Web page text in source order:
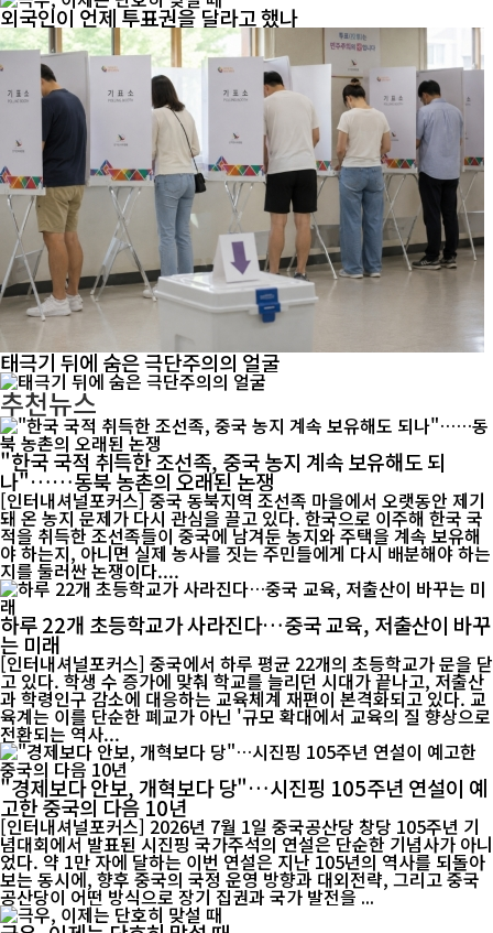
외국인이 언제 투표권을 달라고 했나
태극기 뒤에 숨은 극단주의의 얼굴
추천뉴스
"한국 국적 취득한 조선족, 중국 농지 계속 보유해도 되
나"……동북 농촌의 오래된 논쟁
[인터내셔널포커스] 중국 동북지역 조선족 마을에서 오랫동안 제기
돼 온 농지 문제가 다시 관심을 끌고 있다. 한국으로 이주해 한국 국
적을 취득한 조선족들이 중국에 남겨둔 농지와 주택을 계속 보유해
야 하는지, 아니면 실제 농사를 짓는 주민들에게 다시 배분해야 하는
지를 둘러싼 논쟁이다....
하루 22개 초등학교가 사라진다…중국 교육, 저출산이 바꾸
는 미래
[인터내셔널포커스] 중국에서 하루 평균 22개의 초등학교가 문을 닫
고 있다. 학생 수 증가에 맞춰 학교를 늘리던 시대가 끝나고, 저출산
과 학령인구 감소에 대응하는 교육체계 재편이 본격화되고 있다. 교
육계는 이를 단순한 폐교가 아닌 '규모 확대에서 교육의 질 향상으로
전환되는 역사...
"경제보다 안보, 개혁보다 당"…시진핑 105주년 연설이 예
고한 중국의 다음 10년
[인터내셔널포커스] 2026년 7월 1일 중국공산당 창당 105주년 기
념대회에서 발표된 시진핑 국가주석의 연설은 단순한 기념사가 아니
었다. 약 1만 자에 달하는 이번 연설은 지난 105년의 역사를 되돌아
보는 동시에, 향후 중국의 국정 운영 방향과 대외전략, 그리고 중국
공산당이 어떤 방식으로 장기 집권과 국가 발전을 ...